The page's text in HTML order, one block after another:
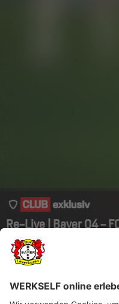
Re-Live | Bayer 04 -
22. Spieltag
Nach einem packenden und
deutschen Rekordmeister
Rekordmeister. Werkself-TV